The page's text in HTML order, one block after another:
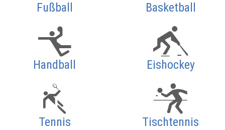
Fußball Basketball
Handball Eishockey
Tennis Tischtennis